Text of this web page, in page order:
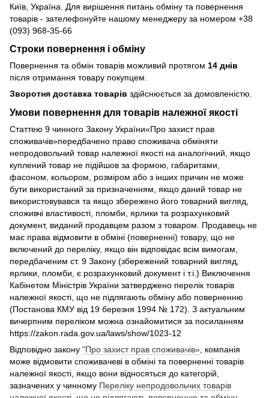
Київ, Україна. Для вирішення питань обміну та повернення
товарів - зателефонуйте нашому менеджеру за номером +38
(093) 968-35-66
Строки повернення і обміну
Повернення та обмін товарів можливий протягом 14 днів
після отримання товару покупцем.
Зворотня доставка товарів здійснюється за домовленістю.
Умови повернення для товарів належної якості
Статтею 9 чинного Закону України«Про захист прав
споживачів»передбачено право споживача обміняти
непродовольчий товар належної якості на аналогічний, якщо
куплений товар не підійшов за формою, габаритами,
фасоном, кольором, розміром або з інших причин не може
бути використаний за призначенням, якщо даний товар не
використовувався та якщо збережено його товарний вигляд,
споживчі властивості, пломби, ярлики та розрахунковий
документ, виданий продавцем разом з товаром. Продавець не
має права відмовити в обміні (поверненні) товару, що не
включений до переліку, якщо він відповідає всім вимогам,
передбаченим ст. 9 Закону (збережений товарний вигляд,
ярлики, пломби, є розрахунковий документ і т.і.) Виключення
Кабінетом Міністрів України затверджено перелік товарів
належної якості, що не підлягають обміну або поверненню
(Постанова КМУ від 19 березня 1994 № 172). З актуальним
вичерпним переліком можна ознайомитися за посиланням
https://zakon.rada.gov.ua/laws/show/1023-12
Відповідно закону "Про захист прав споживачів» , компанія
може відмовити споживачеві в обміні та поверненні товарів
належної якості, якщо вони відносяться до категорій,
зазначених у чинному Переліку непродовольчих товарів